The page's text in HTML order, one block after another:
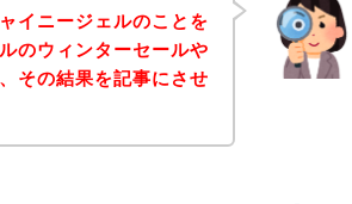
イニージェルのことを
のウィンターセールや
その結果を記事にさせ